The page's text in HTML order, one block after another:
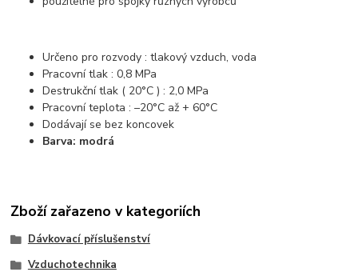
Určeno pro rozvody : tlakový vzduch, voda
Pracovní tlak : 0,8 MPa
Destrukční tlak ( 20°C ) : 2,0 MPa
Pracovní teplota : –20°C až + 60°C
Dodávají se bez koncovek
Barva: modrá
Zboží zařazeno v kategoriích
Dávkovací příslušenství
Vzduchotechnika